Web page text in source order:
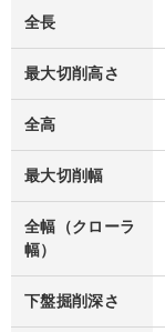
全長
最大切削高さ
全高
最大切削幅
全幅（クローラ
幅）
下盤掘削深さ